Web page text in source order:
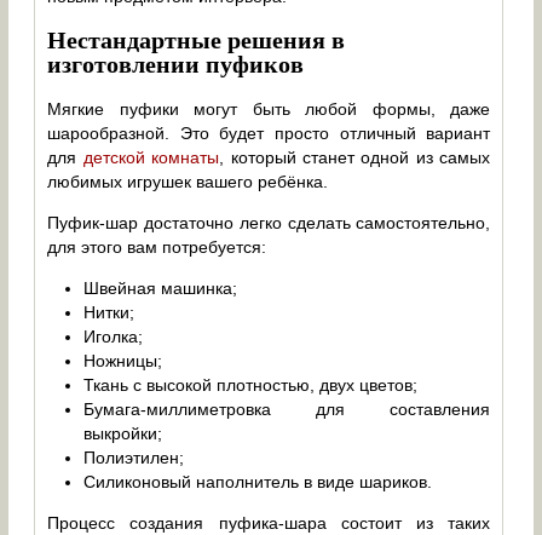
Нестандартные решения в
изготовлении пуфиков
Мягкие пуфики могут быть любой формы, даже
шарообразной. Это будет просто отличный вариант
для детской комнаты , который станет одной из самых
любимых игрушек вашего ребёнка.
Пуфик-шар достаточно легко сделать самостоятельно,
для этого вам потребуется:
Швейная машинка;
Нитки;
Иголка;
Ножницы;
Ткань с высокой плотностью, двух цветов;
Бумага-миллиметровка для составления
выкройки;
Полиэтилен;
Силиконовый наполнитель в виде шариков.
Процесс создания пуфика-шара состоит из таких